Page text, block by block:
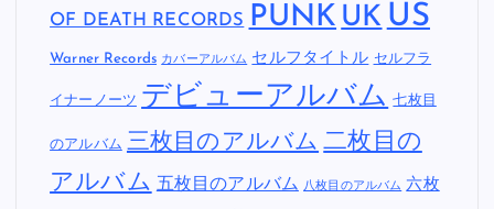
OF DEATH RECORDS PUNK UK US
Warner Records カバーアルバム セルフタイトル セルフラ
イナーノーツ デビューアルバム 七枚目
のアルバム 三枚目のアルバム 二枚目の
アルバム 五枚目のアルバム 八枚目のアルバム 六枚